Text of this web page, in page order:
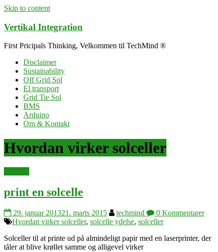
Skip to content
Vertikal Integration
First Pricipals Thinking, Velkommen til TechMind ®
Disclaimer
Sustainability
Off Grid Sol
El transport
Grid Tie Sol
BMS
Arduino
Om & Kontakt
Hvordan virker solceller
print en solcelle
29. januar 201321. marts 2015 techmind
0 Kommentarer
Hvordan virker solceller, solcelle ydelse, solceller
Solceller til at printe ud på almindeligt papir med en laserprinter, der
tåler at blive krøllet samme og alligevel virker